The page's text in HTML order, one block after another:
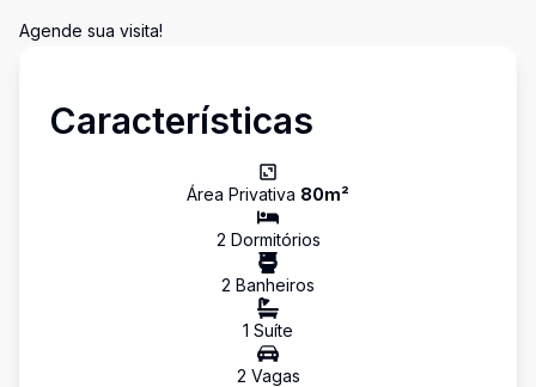
Agende sua visita!
Características
Área Privativa 80m²
2 Dormitórios
2 Banheiros
1 Suíte
2 Vagas